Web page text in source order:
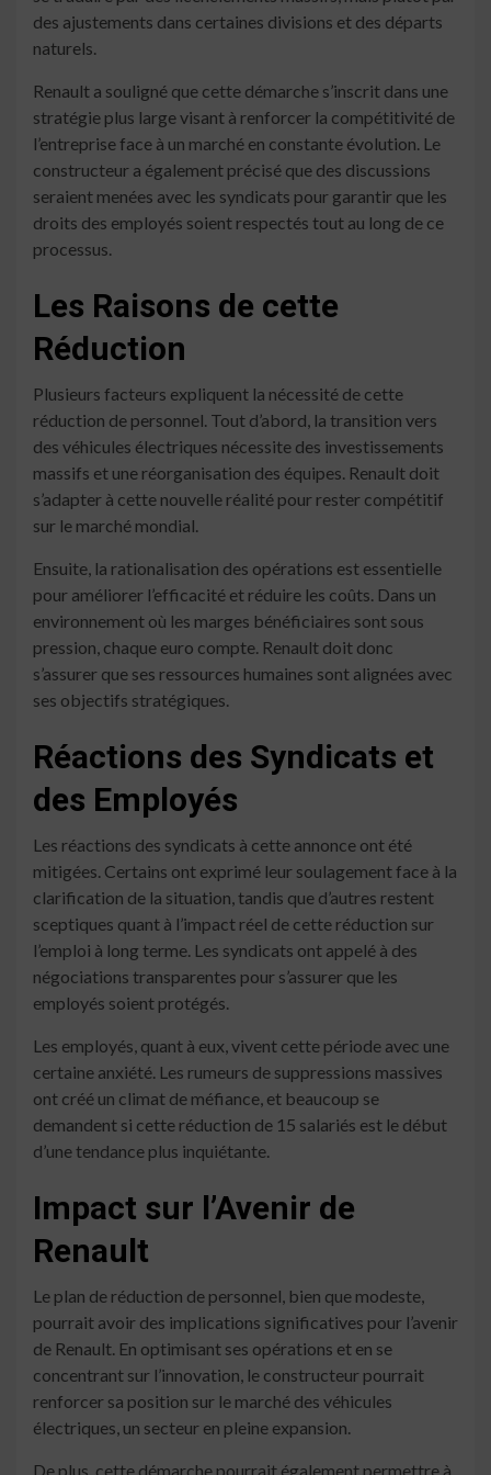
des ajustements dans certaines divisions et des départs
naturels.
Renault a souligné que cette démarche s’inscrit dans une
stratégie plus large visant à renforcer la compétitivité de
l’entreprise face à un marché en constante évolution. Le
constructeur a également précisé que des discussions
seraient menées avec les syndicats pour garantir que les
droits des employés soient respectés tout au long de ce
processus.
Les Raisons de cette
Réduction
Plusieurs facteurs expliquent la nécessité de cette
réduction de personnel. Tout d’abord, la transition vers
des véhicules électriques nécessite des investissements
massifs et une réorganisation des équipes. Renault doit
s’adapter à cette nouvelle réalité pour rester compétitif
sur le marché mondial.
Ensuite, la rationalisation des opérations est essentielle
pour améliorer l’efficacité et réduire les coûts. Dans un
environnement où les marges bénéficiaires sont sous
pression, chaque euro compte. Renault doit donc
s’assurer que ses ressources humaines sont alignées avec
ses objectifs stratégiques.
Réactions des Syndicats et
des Employés
Les réactions des syndicats à cette annonce ont été
mitigées. Certains ont exprimé leur soulagement face à la
clarification de la situation, tandis que d’autres restent
sceptiques quant à l’impact réel de cette réduction sur
l’emploi à long terme. Les syndicats ont appelé à des
négociations transparentes pour s’assurer que les
employés soient protégés.
Les employés, quant à eux, vivent cette période avec une
certaine anxiété. Les rumeurs de suppressions massives
ont créé un climat de méfiance, et beaucoup se
demandent si cette réduction de 15 salariés est le début
d’une tendance plus inquiétante.
Impact sur l’Avenir de
Renault
Le plan de réduction de personnel, bien que modeste,
pourrait avoir des implications significatives pour l’avenir
de Renault. En optimisant ses opérations et en se
concentrant sur l’innovation, le constructeur pourrait
renforcer sa position sur le marché des véhicules
électriques, un secteur en pleine expansion.
De plus, cette démarche pourrait également permettre à